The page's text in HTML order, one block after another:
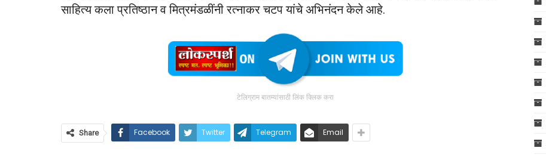
साहित्य कला प्रतिष्ठान व मित्रमंडळींनी रत्नाकर चटप यांचे अभिनंदन केले आहे.
टेलिग्राम बातम्यांसाठी लिंक क्लिक करा
Share Facebook Twitter Telegram Email